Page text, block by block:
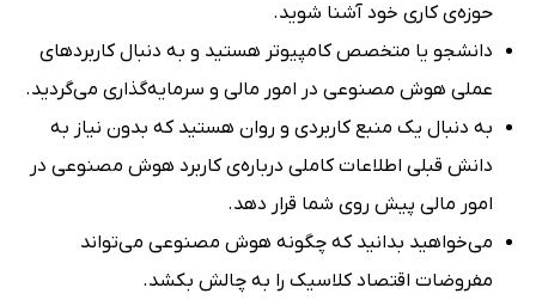
حوزه‌ی کاری خود آشنا شوید.
دانشجو یا متخصص کامپیوتر هستید و به دنبال کاربردهای
عملی هوش مصنوعی در امور مالی و سرمایه‌گذاری می‌گردید.
به دنبال یک منبع کاربردی و روان هستید که بدون نیاز به
دانش قبلی اطلاعات کاملی درباره‌ی کاربرد هوش مصنوعی در
امور مالی پیش روی شما قرار دهد.
می‌خواهید بدانید که چگونه هوش مصنوعی می‌تواند
مفروضات اقتصاد کلاسیک را به چالش بکشد.